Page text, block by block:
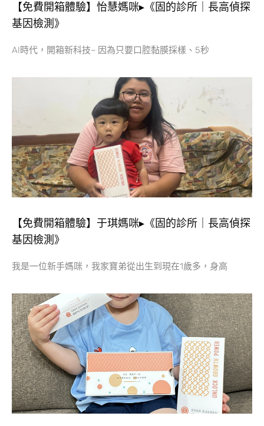
【免費開箱體驗】怡慧媽咪▸《固的診所｜長高偵探
基因檢測》
AI時代，開箱新科技~ 因為只要口腔黏膜採樣、5秒
【免費開箱體驗】于琪媽咪▸《固的診所｜長高偵探
基因檢測》
我是一位新手媽咪，我家寶弟從出生到現在1歲多，身高